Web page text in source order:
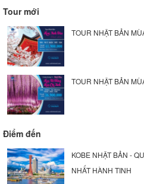
Tour mới
TOUR NHẬT BẢN
TOUR NHẬT BẢN
Điểm đến
KOBE NHẬT BẢN -
NHẤT HÀNH TINH